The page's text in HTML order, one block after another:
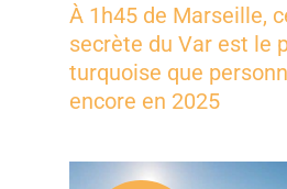
À 1h45 de Marseille,
secrète du Var est le
turquoise que
encore en 2025